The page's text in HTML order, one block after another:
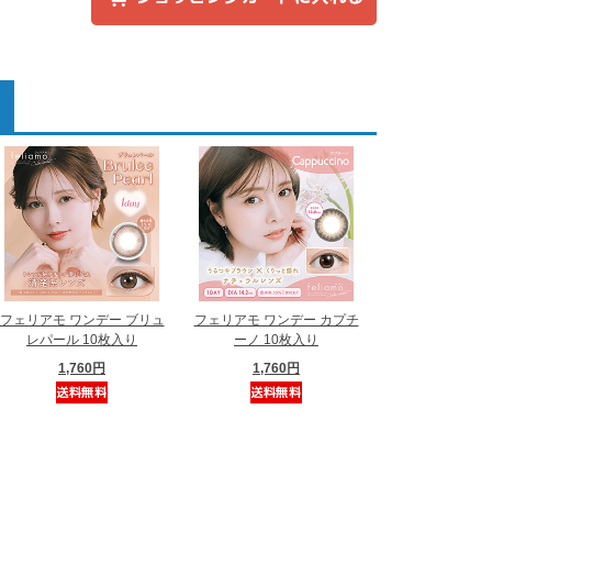
フェリアモ ワンデー ブリュ
レパール 10枚入り
1,760円
フェリアモ ワンデー カプチ
ーノ 10枚入り
1,760円